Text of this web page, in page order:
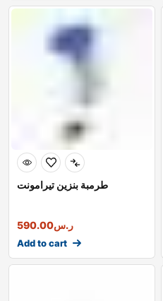
طرمبة بنزين تيرامونت
ر.س590.00
Add to cart